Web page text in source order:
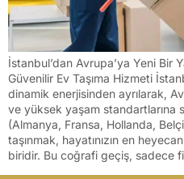
İstanbul’dan Avrupa’ya Yeni Bir
Güvenilir Ev Taşıma Hizmeti
dinamik enerjisinden ayrılarak,
ve yüksek yaşam standartlarına
(Almanya, Fransa, Hollanda,
taşınmak, hayatınızın en
biridir. Bu coğrafi geçiş, sadece